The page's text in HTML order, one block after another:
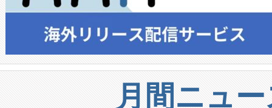
月間ニュ